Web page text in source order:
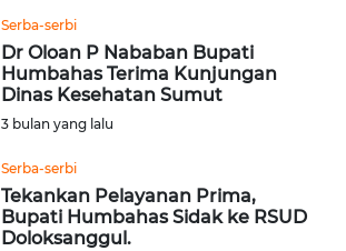
Serba-serbi
Dr Oloan P Nababan Bupati
Humbahas Terima Kunjungan
Dinas Kesehatan Sumut
3 bulan yang lalu
Serba-serbi
Tekankan Pelayanan Prima,
Bupati Humbahas Sidak ke RSUD
Doloksanggul.